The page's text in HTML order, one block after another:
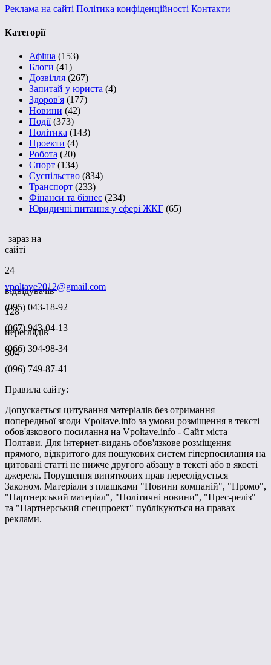
Реклама на сайті Політика конфіденційності Контакти
Категорії
Афіша (153)
Блоги (41)
Дозвілля (267)
Запитай у юриста (4)
Здоров'я (177)
Новини (42)
Події(373)
Політика (143)
Проекти (4)
Робота (20)
Спорт (134)
Суспільство (834)
Транспорт (233)
Фінанси та бізнес (234)
Юридичні питання у сфері ЖКГ (65)
зараз на
сайті
24
відвідувачів
128
переглядів
304
vpoltave2012@gmail.com
(095) 043-18-92
(067) 943-04-13
(066) 394-98-34
(096) 749-87-41
Правила сайту:
Допускається цитування матеріалів без отримання
попередньої згоди Vpoltave.info за умови розміщення в тексті
обов'язкового посилання на Vpoltave.info - Сайт міста
Полтави. Для інтернет-видань обов'язкове розміщення
прямого, відкритого для пошукових систем гіперпосилання на
цитовані статті не нижче другого абзацу в тексті або в якості
джерела. Порушення виняткових прав переслідується
Законом. Матеріали з плашками "Новини компаній", "Промо",
"Партнерський матеріал", "Політичні новини", "Прес-реліз"
та "Партнерський спецпроект" публікуються на правах
реклами.